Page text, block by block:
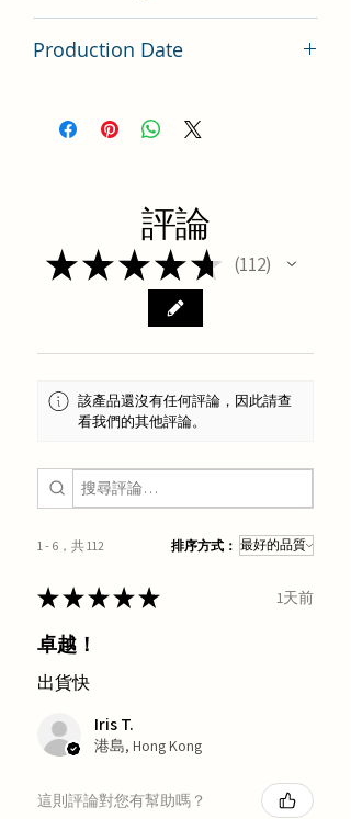
Production Date
評論
★★★★★ 112
112
該產品還沒有任何評論，因此請查
看我們的其他評論。
1 - 6，共 112 排序方式：
★★★★★ 1天前
卓越！
出貨快
Iris T.
港島, Hong Kong
這則評論對您有幫助嗎？